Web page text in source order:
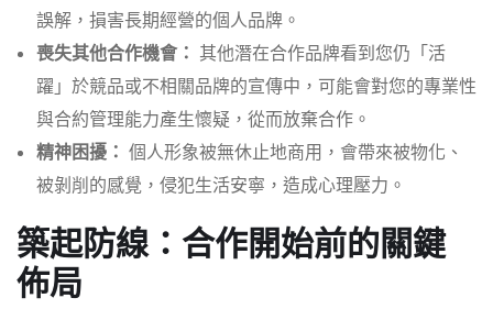
誤解，損害長期經營的個人品牌。
喪失其他合作機會： 其他潛在合作品牌看到您仍「活
躍」於競品或不相關品牌的宣傳中，可能會對您的專業性
與合約管理能力產生懷疑，從而放棄合作。
精神困擾： 個人形象被無休止地商用，會帶來被物化、
被剝削的感覺，侵犯生活安寧，造成心理壓力。
築起防線：合作開始前的關鍵
佈局